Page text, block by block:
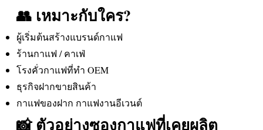
👥 เหมาะกับใคร?
ผู้เริ่มต้นสร้างแบรนด์กาแฟ
ร้านกาแฟ / คาเฟ่
โรงคั่วกาแฟที่ทำ OEM
ธุรกิจฝากขายสินค้า
กาแฟของฝาก กาแฟงานอีเวนต์
📸 ตัวอย่างซองกาแฟที่เคยผลิต